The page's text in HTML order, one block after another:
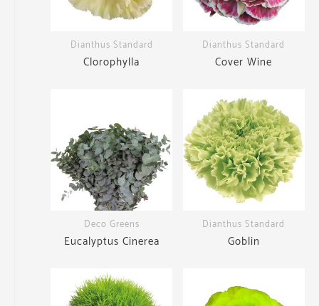
Dianthus Standard
Clorophylla
Dianthus Standard
Cover Wine
Deco Greens
Eucalyptus Cinerea
Dianthus Standard
Goblin